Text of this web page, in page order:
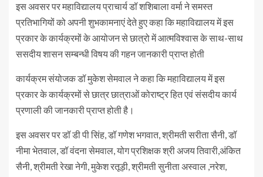
इस अवसर पर महावि‌द्यालय प्राचार्य डॉ शशिबाला वर्मा ने समस्त
प्रतिभागियों को अपनी शुभकामनाएं देते हुए कहा कि महावि‌द्यालय में इस
प्रकार के कार्यक्रमों के आयोजन से छात्रो में आत्मविश्वास के साथ-साथ
ससदीय शासन सम्बन्धी विषय की गहन जानकारी प्राप्त होती
कार्यक्रम संयोजक डॉ मुकेश सेमवाल ने कहा कि महाविद्यालय में इस
प्रकार के कार्यक्रमों से छात्र छात्राओं कोराष्ट्र हित एवं संसदीय कार्य
प्रणाली की जानकारी प्राप्त होती है।
इस अवसर पर डॉ डी पी सिंह, डॉ गणेश भगवात, श्रीमती सरीता सैनी, डॉ
नीमा भेतवाल, डॉ वंदना सेमवाल, योग प्रशिक्षक श्री अजय तिवारी,अंकित
सैनी, श्रीमती रेखा नेगी, मुकेश रतूड़ी, श्रीमती सुनीता अस्वाल ,नरेश,